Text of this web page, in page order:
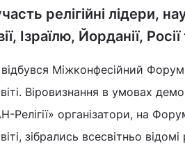
релігійні лідери,
Ізраїлю, Йорданії,
Міжконфесійний
Віровизнання в умовах
Релігії» організатори, на
зібрались всесвітньо